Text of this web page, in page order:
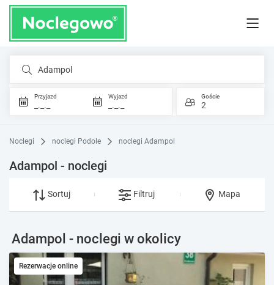
Adampol
Przyjazd
_._._
Wyjazd
_._._
Goście
2
Noclegi noclegi Podole noclegi Adampol
Adampol - noclegi
Sortuj Filtruj Mapa
Adampol - noclegi w okolicy
Rezerwacje online